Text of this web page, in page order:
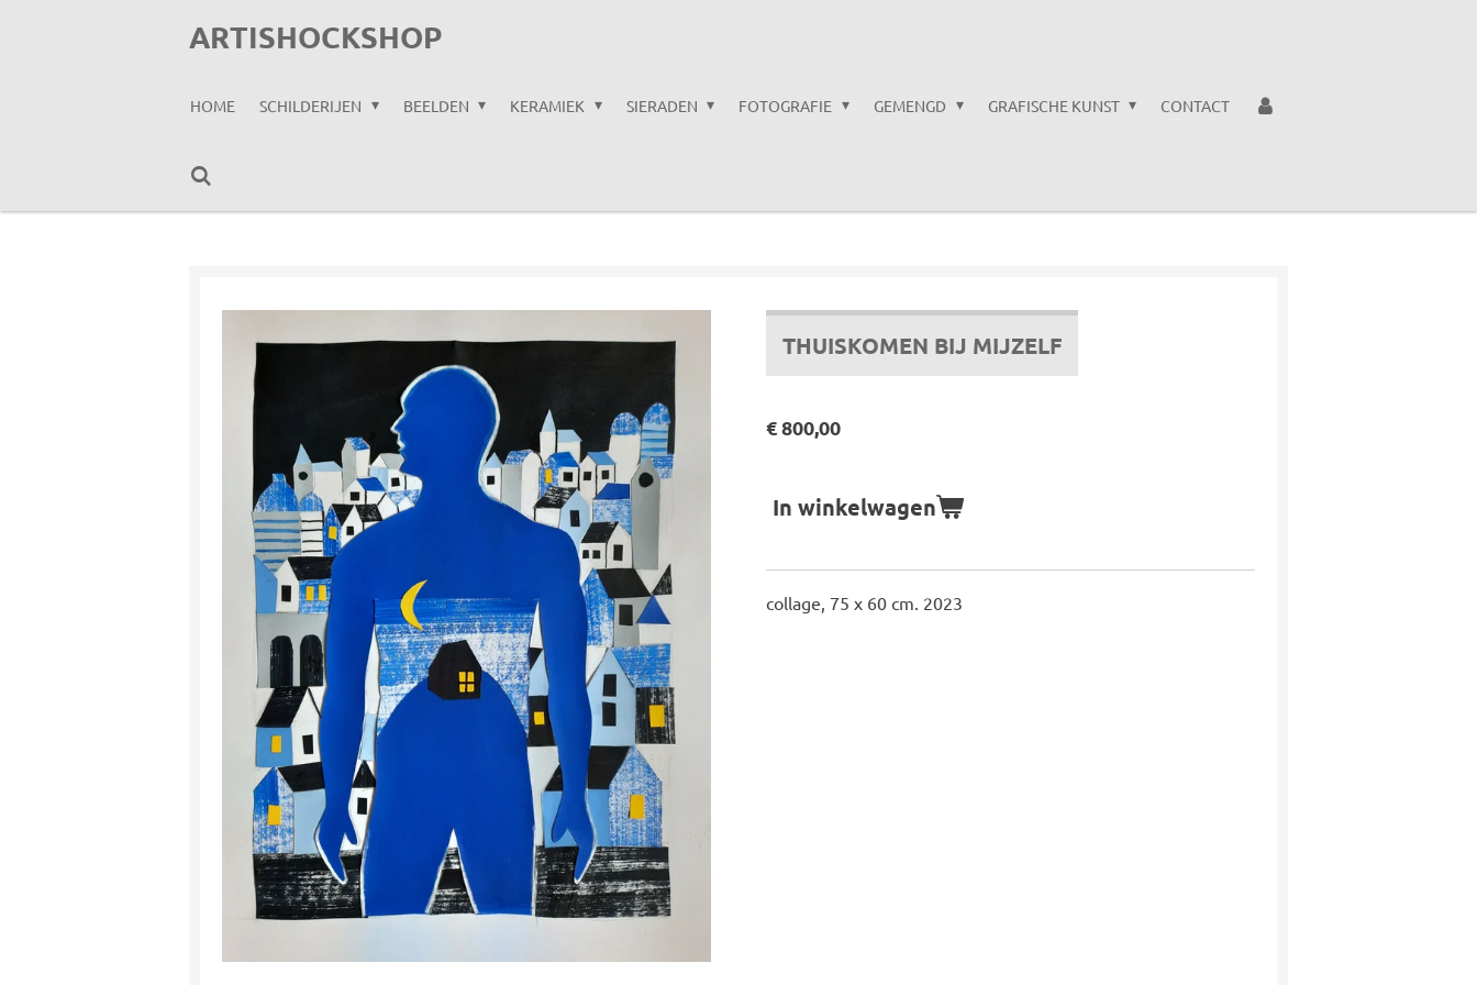
ARTISHOCKSHOP
HOME SCHILDERIJEN BEELDEN KERAMIEK SIERADEN FOTOGRAFIE GEMENGD GRAFISCHE KUNST CONTACT
THUISKOMEN BIJ MIJZELF
€ 800,00
In winkelwagen
collage, 75 x 60 cm. 2023